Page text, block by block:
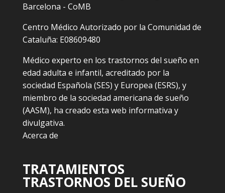
Barcelona - CoMB
Centro Médico Autorizado por la Comunidad de
Cataluña: E08609480
Médico experto en los trastornos del sueño en
edad adulta e infantil, acreditado por la
sociedad Española (SES) y Europea (ESRS), y
miembro de la sociedad americana de sueño
(AASM), ha creado esta web informativa y
divulgativa.
Acerca de
TRATAMIENTOS
TRASTORNOS DEL SUEÑO